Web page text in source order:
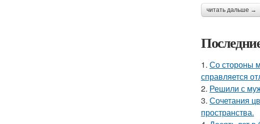
читать дальше →
1. Со стороны
справляется
2. Решили с
3. Сочетания
пространства.